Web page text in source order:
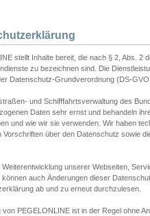
stellt Inhalte bereit, die nach § 2, Abs.
zu bezeichnen sind. Die
Datenschutz-Grundverordnung (DS-
und Schifffahrtsverwaltung des
Daten sehr ernst und behandeln
und wie wir sie verwenden. Wir haben
Vorschriften über den Datenschutz sowie
Weiterentwicklung unserer Webseiten,
auch Änderungen dieser
ab und zu erneut durchzulesen.
von PEGELONLINE ist in der Regel ohne